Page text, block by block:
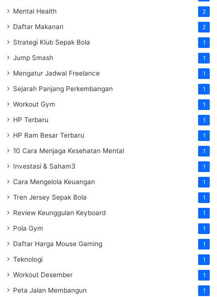
Mental Health 2
Daftar Makanan 2
Strategi Klub Sepak Bola 1
Jump Smash 1
Mengatur Jadwal Freelance 1
Sejarah Panjang Perkembangan 1
Workout Gym 1
HP Terbaru 1
HP Ram Besar Terbaru 1
10 Cara Menjaga Kesehatan Mental 1
Investasi & Saham3 1
Cara Mengelola Keuangan 1
Tren Jersey Sepak Bola 1
Review Keunggulan Keyboard 1
Pola Gym 1
Daftar Harga Mouse Gaming 1
Teknologi 1
Workout Desember 1
Peta Jalan Membangun 1